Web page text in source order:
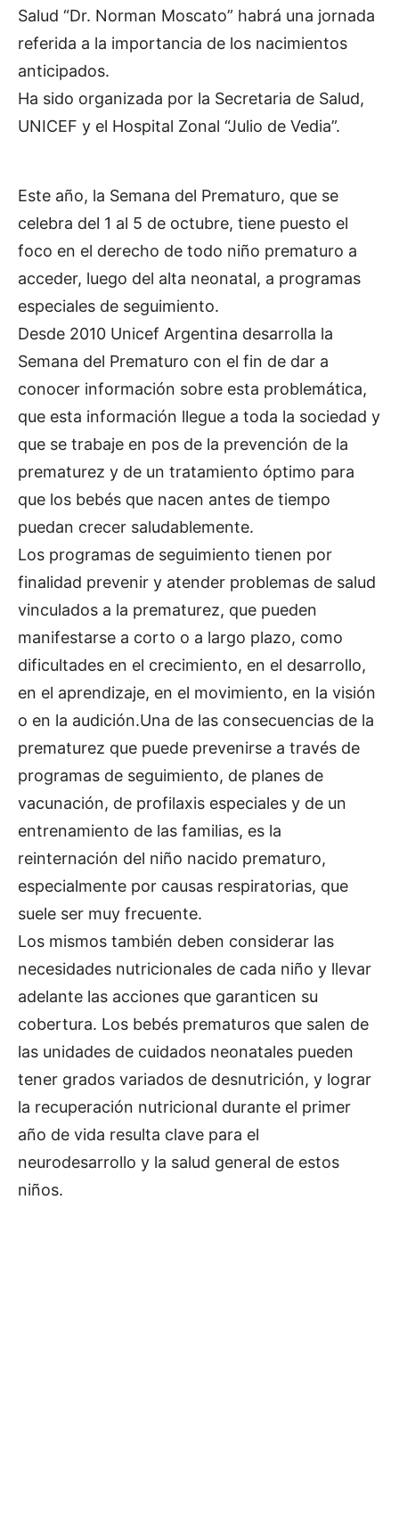
Salud “Dr. Norman Moscato” habrá una jornada
referida a la importancia de los nacimientos
anticipados.
Ha sido organizada por la Secretaria de Salud,
UNICEF y el Hospital Zonal “Julio de Vedia”.
Este año, la Semana del Prematuro, que se
celebra del 1 al 5 de octubre, tiene puesto el
foco en el derecho de todo niño prematuro a
acceder, luego del alta neonatal, a programas
especiales de seguimiento.
Desde 2010 Unicef Argentina desarrolla la
Semana del Prematuro con el fin de dar a
conocer información sobre esta problemática,
que esta información llegue a toda la sociedad y
que se trabaje en pos de la prevención de la
prematurez y de un tratamiento óptimo para
que los bebés que nacen antes de tiempo
puedan crecer saludablemente.
Los programas de seguimiento tienen por
finalidad prevenir y atender problemas de salud
vinculados a la prematurez, que pueden
manifestarse a corto o a largo plazo, como
dificultades en el crecimiento, en el desarrollo,
en el aprendizaje, en el movimiento, en la visión
o en la audición.Una de las consecuencias de la
prematurez que puede prevenirse a través de
programas de seguimiento, de planes de
vacunación, de profilaxis especiales y de un
entrenamiento de las familias, es la
reinternación del niño nacido prematuro,
especialmente por causas respiratorias, que
suele ser muy frecuente.
Los mismos también deben considerar las
necesidades nutricionales de cada niño y llevar
adelante las acciones que garanticen su
cobertura. Los bebés prematuros que salen de
las unidades de cuidados neonatales pueden
tener grados variados de desnutrición, y lograr
la recuperación nutricional durante el primer
año de vida resulta clave para el
neurodesarrollo y la salud general de estos
niños.